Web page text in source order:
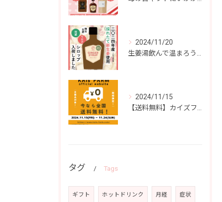
2024/11/20
2024/11/15
タグ Tags
ギフト ホットドリンク 月経 症状